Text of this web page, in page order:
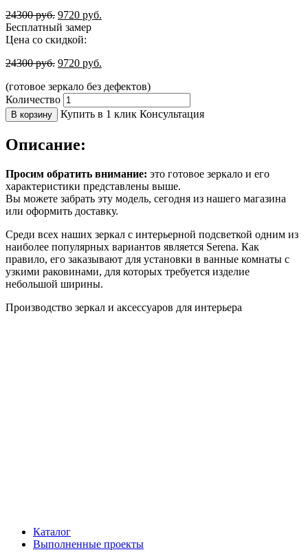
24300руб. 9720 руб.
Бесплатный замер
Цена со скидкой:
24300руб. 9720 руб.
(готовое зеркало без дефектов)
Количество
В корзину Купить в 1 клик Консультация
Описание:
Просим обратить внимание: это готовое зеркало и его
характеристики представлены выше.
Вы можете забрать эту модель, сегодня из нашего магазина
или оформить доставку.
Среди всех наших зеркал с интерьерной подсветкой одним из
наиболее популярных вариантов является Serena. Как
правило, его заказывают для установки в ванные комнаты с
узкими раковинами, для которых требуется изделие
небольшой ширины.
Производство зеркал и аксессуаров для интерьера
Каталог
Выполненные проекты